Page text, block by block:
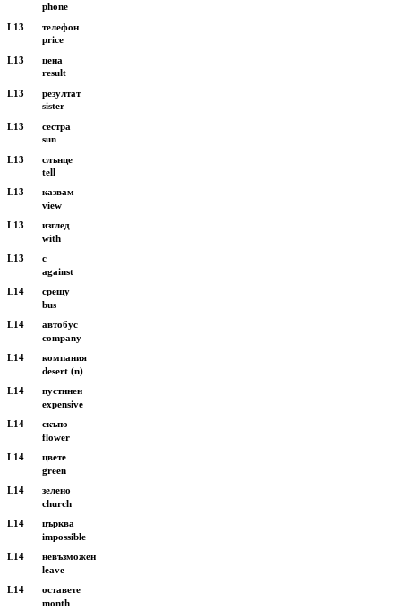
L13
L13
L13
L13
L13
L13
L13
L13
L14
L14
L14
L14
L14
L14
L14
L14
L14
L14
phone
price
result
sister
sun
tell
view
with
against
bus
company
desert (n)
expensive
flower
green
church
impossible
leave
month
телефон
цена
резултат
сестра
слънце
казвам
изглед
с
срещу
автобус
компания
пустинен
скъпо
цвете
зелено
църква
невъзможен
оставете